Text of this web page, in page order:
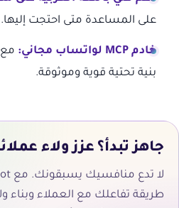
على المساعدة متى احتجت إليها.
خادم MCP لواتساب مجاني:
بنية تحتية قوية وموثوقة.
جاهز تبدأ؟ عزز ولاء
طريقة تفاعلك مع العملاء وبناء